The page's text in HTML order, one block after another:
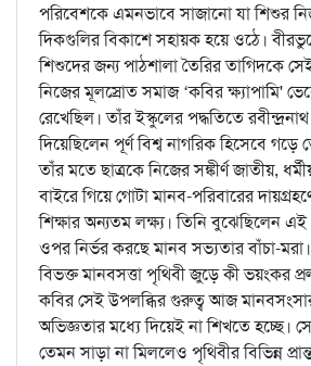
পরিবেশকে এমনভাবে সাজানো যা শিশুর
দিকগুলির বিকাশে সহায়ক হয়ে ওঠে।
শিশুদের জন্য পাঠশালা তৈরির তাগিদকে
নিজের মূলস্রোত সমাজ ‘কবির ক্ষ্যাপামি'
রেখেছিল। তাঁর ইস্কুলের পদ্ধতিতে
দিয়েছিলেন পূর্ণ বিশ্ব নাগরিক হিসেবে গড়ে
তাঁর মতে ছাত্রকে নিজের সঙ্কীর্ণ জাতীয়,
বাইরে গিয়ে গোটা মানব-পরিবারের
শিক্ষার অন্যতম লক্ষ্য। তিনি বুঝেছিলেন
ওপর নির্ভর করছে মানব সভ্যতার বাঁচা-
বিভক্ত মানবসত্তা পৃথিবী জুড়ে কী ভয়ংকর
কবির সেই উপলব্ধির গুরুত্ব আজ
অভিজ্ঞতার মধ্যে দিয়েই না শিখতে হচ্ছে।
তেমন সাড়া না মিললেও পৃথিবীর বিভিন্ন